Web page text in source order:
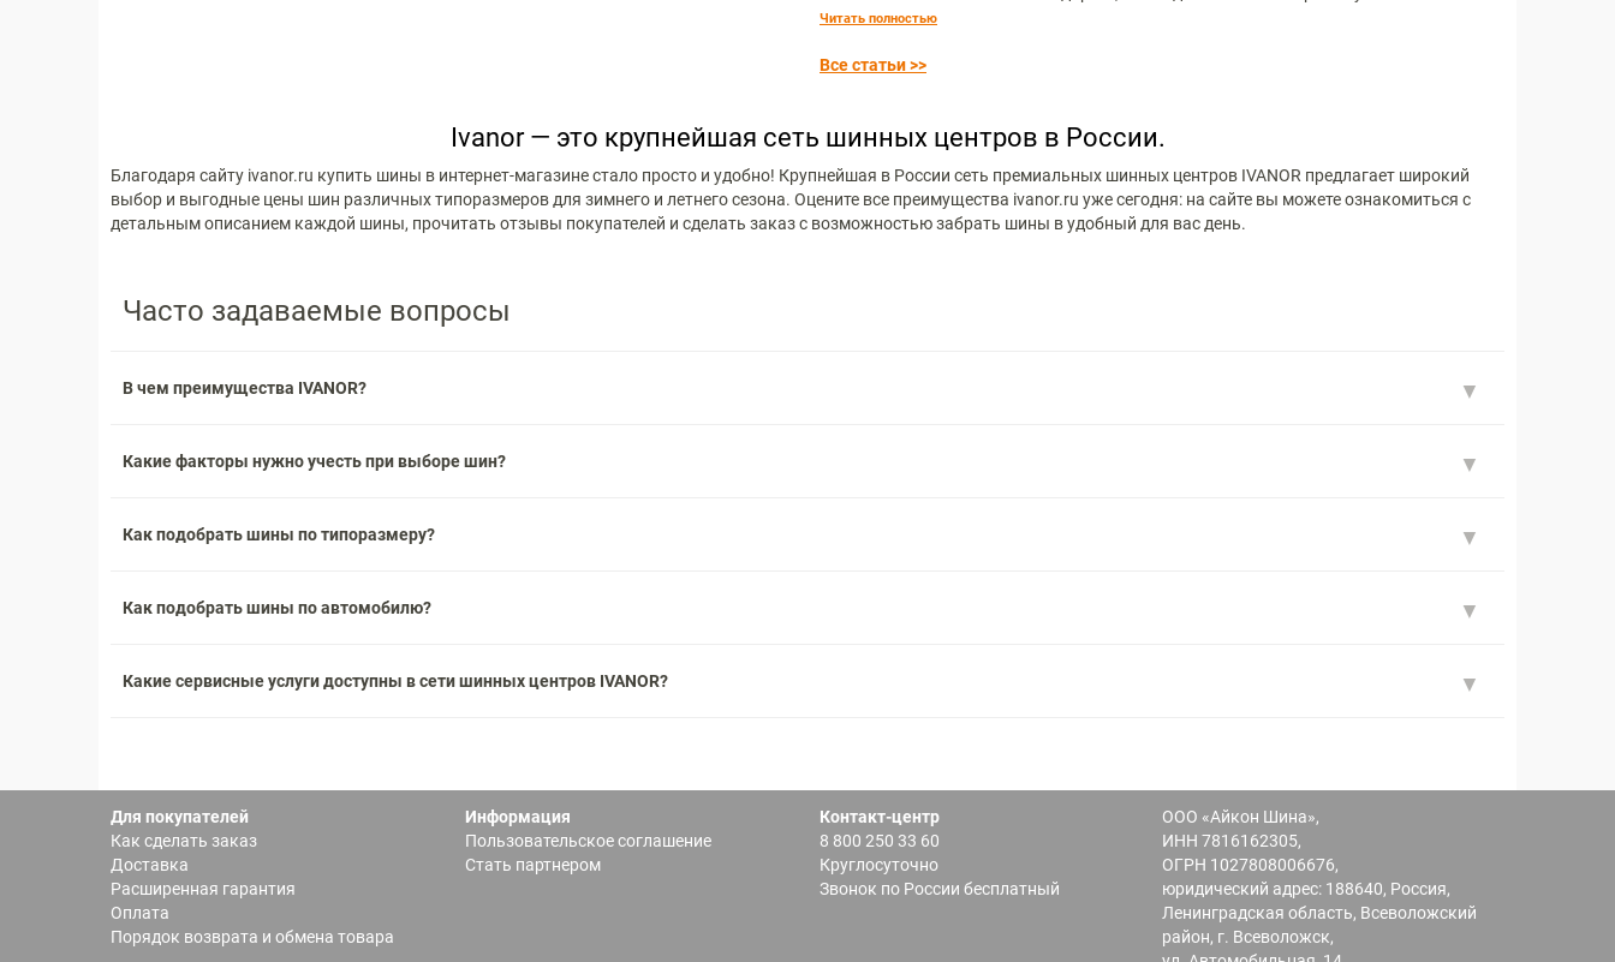
Читать полностью
Все статьи >>
Ivanor — это крупнейшая сеть шинных центров в России.
Благодаря сайту ivanor.ru купить шины в интернет-магазине стало просто и удобно! Крупнейшая в России сеть премиальных шинных центров IVANOR предлагает широкий
выбор и выгодные цены шин различных типоразмеров для зимнего и летнего сезона. Оцените все преимущества ivanor.ru уже сегодня: на сайте вы можете ознакомиться с
детальным описанием каждой шины, прочитать отзывы покупателей и сделать заказ с возможностью забрать шины в удобный для вас день.
Часто задаваемые вопросы
В чем преимущества IVANOR?
Какие факторы нужно учесть при выборе шин?
Как подобрать шины по типоразмеру?
Как подобрать шины по автомобилю?
Какие сервисные услуги доступны в сети шинных центров IVANOR?
Для покупателей
Как сделать заказ
Доставка
Расширенная гарантия
Оплата
Порядок возврата и обмена товара
Информация
Пользовательское соглашение
Стать партнером
Контакт-центр
8 800 250 33 60
Круглосуточно
Звонок по России бесплатный
ООО «Айкон Шина»,
ИНН 7816162305,
ОГРН 1027808006676,
юридический адрес: 188640, Россия,
Ленинградская область, Всеволожский
район, г. Всеволожск,